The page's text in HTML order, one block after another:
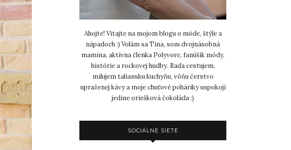
Ahojte! Vitajte na mojom blogu o móde, štýle a
nápadoch :) Volám sa Tina, som dvojnásobná
mamina, aktívna členka Polyvore, fanúšik módy,
histórie a rockovej hudby. Rada cestujem,
milujem taliansku kuchyňu, vôňu čerstvo
upraženej kávy a moje chuťové poháriky uspokojí
jedine oriešková čokoláda :)
SOCIÁLNE SIETE